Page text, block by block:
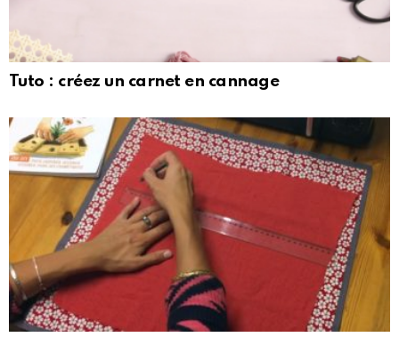
Tuto : créez un carnet en cannage